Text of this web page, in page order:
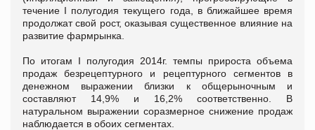
течение I полугодия текущего года, в ближайшее время
продолжат свой рост, оказывая существенное влияние на
развитие фармрынка.
По итогам I полугодия 2014г. темпы прироста объема
продаж безрецептурного и рецептурного сегментов в
денежном выражении близки к общерыночным и
составляют 14,9% и 16,2% соответственно. В
натуральном выражении соразмерное снижение продаж
наблюдается в обоих сегментах.